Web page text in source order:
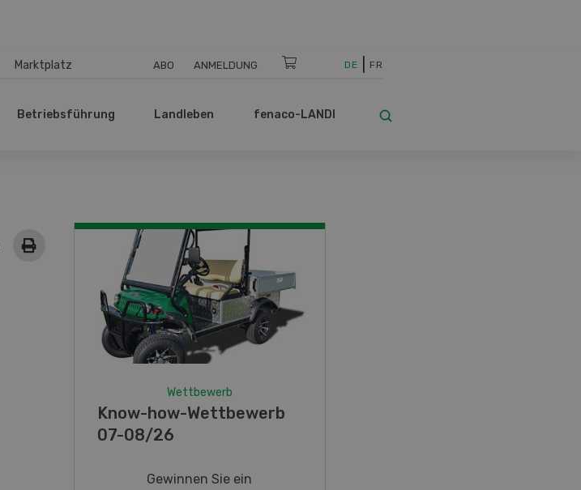
Marktplatz ABO ANMELDUNG DE FR
Betriebsführung Landleben fenaco-LANDI
Know-how-Wettbewerb
Gewinnen Sie ein
Fotorätsel 07-08/26